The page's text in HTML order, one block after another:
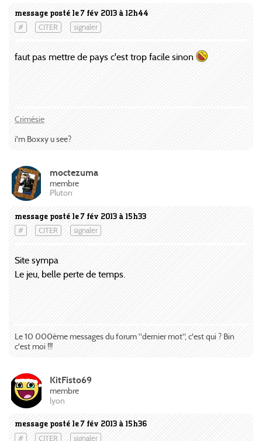
message posté le 7 fév 2013 à 12h44
# CITER signaler
faut pas mettre de pays c'est trop facile sinon
Crimésie
i'm Boxxy u see?
message posté le 7 fév 2013 à 15h33
# CITER signaler
moctezuma
membre
Pluton
Site sympa
Le jeu, belle perte de temps.
Le 10 000ème messages du forum "dernier mot", c'est qui ? Bin
c'est moi !!!
message posté le 7 fév 2013 à 15h36
# CITER signaler
KitFisto69
membre
lyon